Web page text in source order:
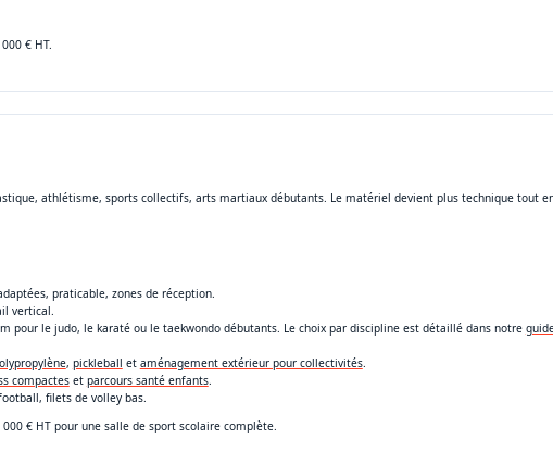
€ HT.
athlétisme, sports collectifs, arts martiaux débutants. Le matériel devient plus technique tout
praticable, zones de réception.
vertical.
pour le judo, le karaté ou le taekwondo débutants. Le choix par discipline est détaillé dans notre
, pickleball et aménagement extérieur pour collectivités.
compacteset parcours santé enfants.
filets de volley bas.
€ HT pour une salle de sport scolaire complète.